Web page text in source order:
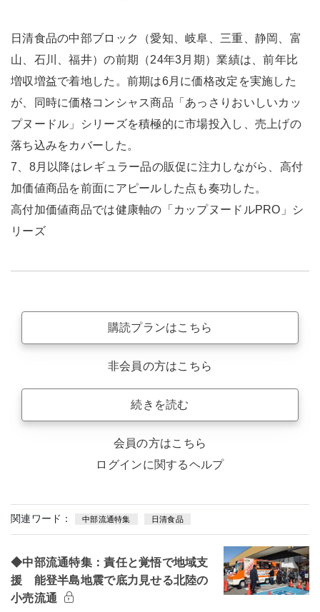
日清食品の中部ブロック（愛知、岐阜、三重、静岡、富
山、石川、福井）の前期（24年3月期）業績は、前年比
増収増益で着地した。前期は6月に価格改定を実施した
が、同時に価格コンシャス商品「あっさりおいしいカッ
プヌードル」シリーズを積極的に市場投入し、売上げの
落ち込みをカバーした。
7、8月以降はレギュラー品の販促に注力しながら、高付
加価値商品を前面にアピールした点も奏功した。
高付加価値商品では健康軸の「カップヌードルPRO」シ
リーズ
購読プランはこちら
非会員の方はこちら
続きを読む
会員の方はこちら
ログインに関するヘルプ
関連ワード： 中部流通特集 日清食品
◆中部流通特集：責任と覚悟で地域支
援 能登半島地震で底力見せる北陸の
小売流通